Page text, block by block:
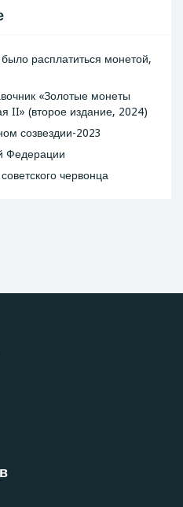
расплатиться монетой,
«Золотые монеты
II» (второе издание, 2024)
созвездии-2023
Федерации
червонца